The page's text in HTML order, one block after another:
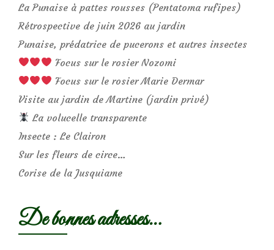
La Punaise à pattes rousses (Pentatoma rufipes)
Rétrospective de juin 2026 au jardin
Punaise, prédatrice de pucerons et autres insectes
Focus sur le rosier Nozomi
Focus sur le rosier Marie Dermar
Visite au jardin de Martine (jardin privé)
La volucelle transparente
Insecte : Le Clairon
Sur les fleurs de circe…
Corise de la Jusquiame
De bonnes adresses…